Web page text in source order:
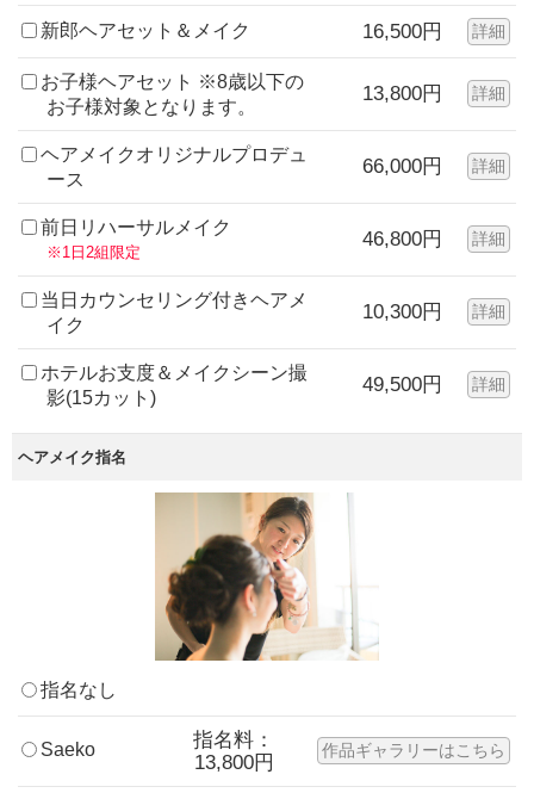
新郎ヘアセット＆メイク 16,500円 詳細
お子様ヘアセット ※8歳以下の
お子様対象となります。
13,800円 詳細
ヘアメイクオリジナルプロデュ
ース
66,000円 詳細
前日リハーサルメイク
※1日2組限定
46,800円 詳細
当日カウンセリング付きヘアメ
イク
10,300円 詳細
ホテルお支度＆メイクシーン撮
影(15カット)
49,500円 詳細
ヘアメイク指名
指名なし
Saeko
指名料：
13,800円
作品ギャラリーはこちら